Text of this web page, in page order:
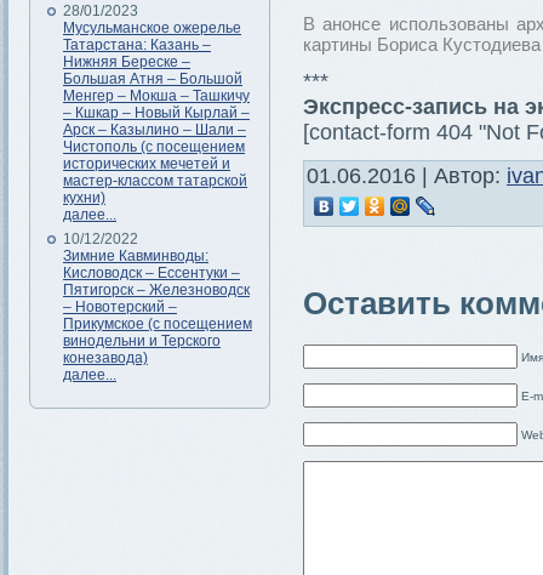
28/01/2023
Мусульманское ожерелье
Татарстана: Казань –
Нижняя Береске –
Большая Атня – Большой
Менгер – Мокша – Ташкичу
– Кшкар – Новый Кырлай –
Арск – Казылино – Шали –
Чистополь (с посещением
исторических мечетей и
мастер-классом татарской
кухни)
далее...
10/12/2022
Зимние Кавминводы:
Кисловодск – Ессентуки –
Пятигорск – Железноводск
– Новотерский –
Прикумское (с посещением
винодельни и Терского
конезавода)
далее...
В анонсе использованы
картины Бориса
***
Экспресс-запись на
[contact-form 404 "Not
01.06.2016 | Автор:
Оставить
E-